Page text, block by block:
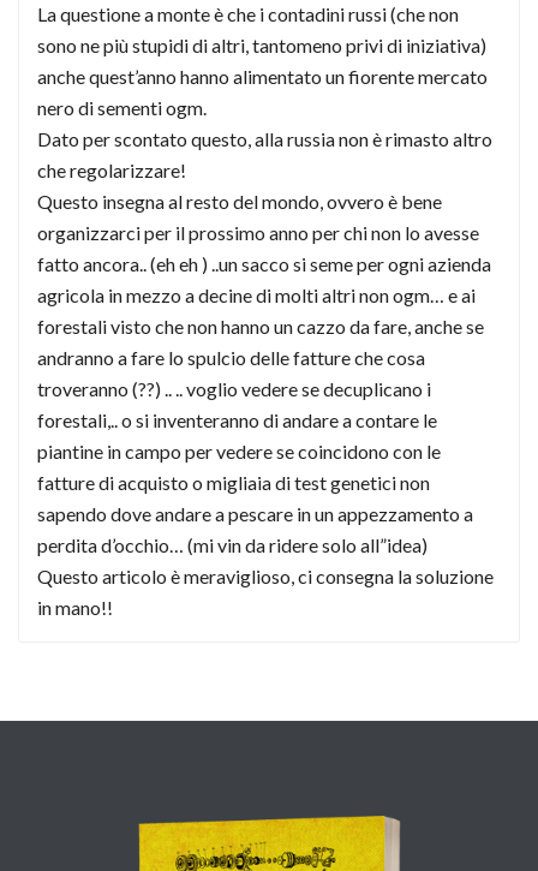
La questione a monte è che i contadini russi (che non
sono ne più stupidi di altri, tantomeno privi di iniziativa)
anche quest’anno hanno alimentato un fiorente mercato
nero di sementi ogm.
Dato per scontato questo, alla russia non è rimasto altro
che regolarizzare!
Questo insegna al resto del mondo, ovvero è bene
organizzarci per il prossimo anno per chi non lo avesse
fatto ancora.. (eh eh ) ..un sacco si seme per ogni azienda
agricola in mezzo a decine di molti altri non ogm… e ai
forestali visto che non hanno un cazzo da fare, anche se
andranno a fare lo spulcio delle fatture che cosa
troveranno (??) .. .. voglio vedere se decuplicano i
forestali,.. o si inventeranno di andare a contare le
piantine in campo per vedere se coincidono con le
fatture di acquisto o migliaia di test genetici non
sapendo dove andare a pescare in un appezzamento a
perdita d’occhio… (mi vin da ridere solo all”idea)
Questo articolo è meraviglioso, ci consegna la soluzione
in mano!!